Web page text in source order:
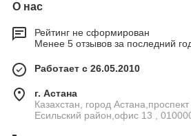
О нас
Рейтинг не сформирован
Менее 5 отзывов за последний
Работает с 26.05.2010
г. Астана
Казахстан, город
Есильский район,офис 13 ,